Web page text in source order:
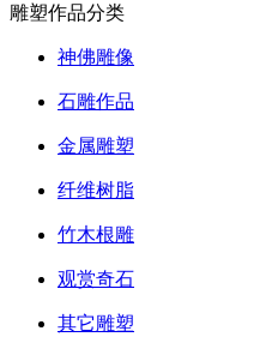
雕塑作品分类
神佛雕像
石雕作品
金属雕塑
纤维树脂
竹木根雕
观赏奇石
其它雕塑